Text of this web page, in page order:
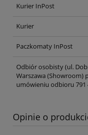
Kurier InPost
Kurier
Paczkomaty InPost
Odbiór osobisty(ul.
Warszawa (Showroom)
umówieniu odbioru 791
Opinie o